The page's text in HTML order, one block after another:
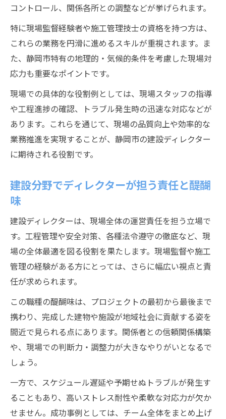
現場監督と建設ディレクターの違いを知る
建設分野で役立つ管理力と問題解決力の磨
き方
静岡市の建設ディレクションで叶える待遇改善
例
静岡市で実現できる建設ディレクターの待
遇
建設業界で働く人の福利厚生と働き方改革
ディレクション職の年収改善事例と背景
建設分野における労働環境の最新動向解説
新時代の建設ディレクター像と将来性を探る
像
将来性ある建設ディレクションの働き方と
は
建設イノベーションが開く新たな可能性
ディレクター職のキャリア設計と未来展望
コントロール、関係各所との調整などが挙げられます。
特に現場監督経験者や施工管理技士の資格を持つ方は、
これらの業務を円滑に進めるスキルが重視されます。ま
た、静岡市特有の地理的・気候的条件を考慮した現場対
応力も重要なポイントです。
現場での具体的な役割例としては、現場スタッフの指導
や工程進捗の確認、トラブル発生時の迅速な対応などが
あります。これらを通じて、現場の品質向上や効率的な
業務推進を実現することが、静岡市の建設ディレクター
に期待される役割です。
建設分野でディレクターが担う責任と醍醐
味
建設ディレクターは、現場全体の運営責任を担う立場で
す。工程管理や安全対策、各種法令遵守の徹底など、現
場の全体最適を図る役割を果たします。現場監督や施工
管理の経験がある方にとっては、さらに幅広い視点と責
任が求められます。
この職種の醍醐味は、プロジェクトの最初から最後まで
携わり、完成した建物や施設が地域社会に貢献する姿を
間近で見られる点にあります。関係者との信頼関係構築
や、現場での判断力・調整力が大きなやりがいとなるで
しょう。
一方で、スケジュール遅延や予期せぬトラブルが発生す
ることもあり、高いストレス耐性や柔軟な対応力が欠か
せません。成功事例としては、チーム全体をまとめ上げ